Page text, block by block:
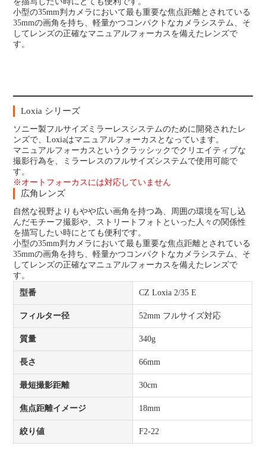
小型の35mm判カメラにおいて最も重要な焦点距離とされている
35mmの画角を持ち、軽量かつコンパクトなカメラシステム、そ
してレンズの正確なマニュアルフォーカスを備えたレンズで
す。
Loxia シリーズ
ソニー製フルサイズミラーレスシステムのために開発されたレ
ンズで、Loxiaはマニュアルフォーカスとなっています。
マニュアルフォーカスというクラッシックでクリエイティブな
撮影行為を、ミラーレスのフルサイズシステムで使用可能で
す。
※オートフォーカスには対応していません
広角レンズ
自然な視野よりもやや広い画角を持つ為、周囲の環境を写し込
んだモチーフ撮影や、ストリートフォトといった人々の関係性
を描写したい時にとても便利です。
小型の35mm判カメラにおいて最も重要な焦点距離とされている
35mmの画角を持ち、軽量かつコンパクトなカメラシステム、そ
してレンズの正確なマニュアルフォーカスを備えたレンズで
す。
型番
CZ Loxia 2/35 E
フィルター径 52mm フルサイズ対応
質量 340g
長さ 66mm
最短撮影距離 30cm
焦点距離イメージ 18mm
絞り値 F2-22